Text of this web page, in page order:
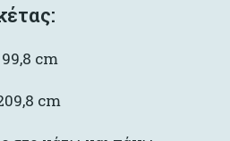
cm
cm